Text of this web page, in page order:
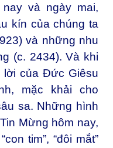
và ngày mai,
kín của chúng ta
và những nhu
(c. 2434). Và khi
lời của Đức Giêsu
mặc khải cho
sa. Những hình
Mừng hôm nay,
tim”, “đôi mắt”